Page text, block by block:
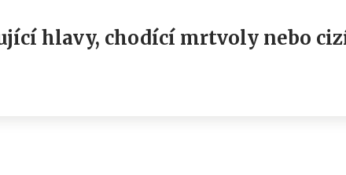
hlavy, chodící mrtvoly nebo